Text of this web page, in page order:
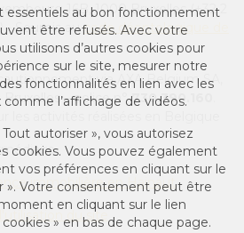
essentiels au bon fonctionnement
être refusés. Avec votre
utilisons d’autres cookies pour
sur le site, mesurer notre
fonctionnalités en lien avec les
comme l’affichage de vidéos.
autoriser », vous autorisez
cookies. Vous pouvez également
vos préférences en cliquant sur le
». Votre consentement peut être
en cliquant sur le lien
» en bas de chaque page.
16B, 1000 Bruxelles (+32 2
- Soumis aucode déontologique de
via AXA Belgium SA,
Bruxelles – police n°730.390.160
immobilière en Hainaut
du site